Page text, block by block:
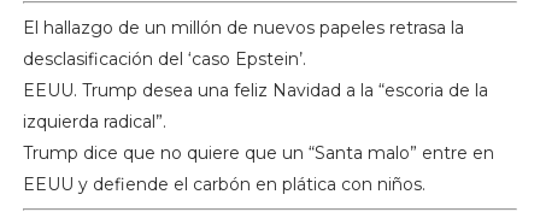
El hallazgo de un millón de nuevos papeles retrasa la
desclasificación del ‘caso Epstein’.
EEUU. Trump desea una feliz Navidad a la “escoria de la
izquierda radical”.
Trump dice que no quiere que un “Santa malo” entre en
EEUU y defiende el carbón en plática con niños.